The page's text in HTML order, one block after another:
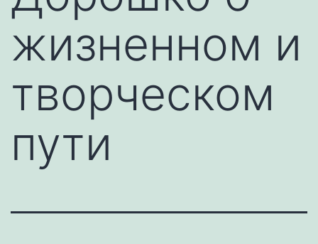
жизненном и
творческом
пути